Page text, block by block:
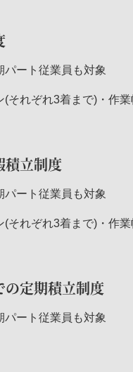
パート従業員も対象
それぞれ3着まで)・作業
積立制度
パート従業員も対象
それぞれ3着まで)・作業
の定期積立制度
パート従業員も対象